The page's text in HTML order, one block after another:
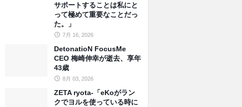
サポートすることは私にと
って極めて重要なことだっ
た。」
7月 16, 2026
DetonatioN FocusMe
CEO 梅崎伸幸が逝去、享年
43歳
8月 03, 2026
ZETA ryota-「eKoがラン
クでヨルを使っている時に